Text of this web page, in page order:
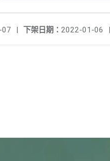
下架日期： 2022-01-06 |
|